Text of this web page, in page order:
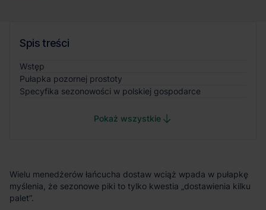
Spis treści
Wstęp
Pułapka pozornej prostoty
Specyfika sezonowości w polskiej gospodarce
Pokaż wszystkie